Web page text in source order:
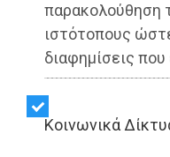
παρακολούθηση
ιστότοπους
διαφημίσεις που
Kοινωνικά